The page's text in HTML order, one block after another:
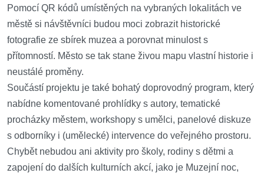
Pomocí QR kódů umístěných na vybraných lokalitách ve
městě si návštěvníci budou moci zobrazit historické
fotografie ze sbírek muzea a porovnat minulost s
přítomností. Město se tak stane živou mapu vlastní historie i
neustálé proměny.
Součástí projektu je také bohatý doprovodný program, který
nabídne komentované prohlídky s autory, tematické
procházky městem, workshopy s umělci, panelové diskuze
s odborníky i (umělecké) intervence do veřejného prostoru.
Chybět nebudou ani aktivity pro školy, rodiny s dětmi a
zapojení do dalších kulturních akcí, jako je Muzejní noc,